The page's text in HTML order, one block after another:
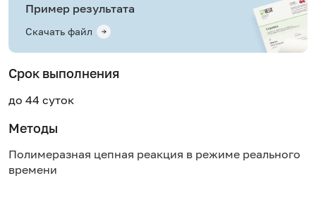
Пример результата
Скачать файл
Срок выполнения
до 44 суток
Методы
Полимеразная цепная реакция в режиме реального
времени